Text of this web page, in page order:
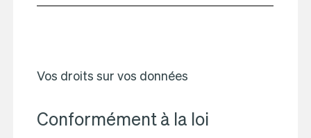
Vos droits sur vos données
Conformément à la loi